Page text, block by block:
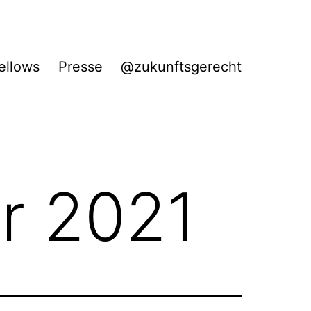
Presse @zukunftsgerecht
2021